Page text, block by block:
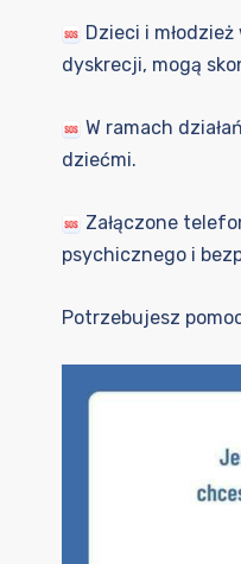
Dzieci i
dyskrecji, mogą
W ramach
dziećmi.
Załączone
psychicznego i
Potrzebujesz